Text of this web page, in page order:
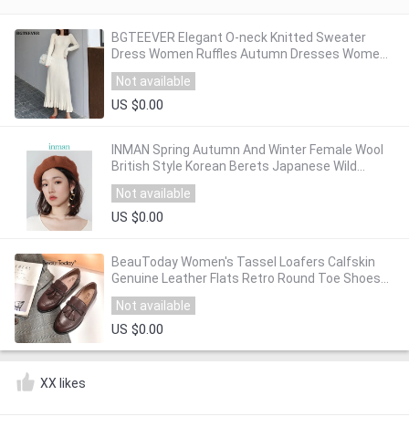
BGTEEVER Elegant O-neck Knitted Sweater
Dress Women Ruffles Autumn Dresses Women
Solid A-line Long Knitted Vestidos Female 2020
Not available
US $0.00
INMAN Spring Autumn And Winter Female Wool
British Style Korean Berets Japanese Wild
Models Knitting Artist Cap Pumpkin Hat
Not available
US $0.00
BeauToday Women's Tassel Loafers Calfskin
Genuine Leather Flats Retro Round Toe Shoes
Ladies Casual Slip-On Footwears 27275
Not available
US $0.00
XX likes